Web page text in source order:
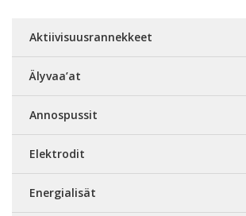
Aktiivisuusrannekkeet
Älyvaa’at
Annospussit
Elektrodit
Energialisät